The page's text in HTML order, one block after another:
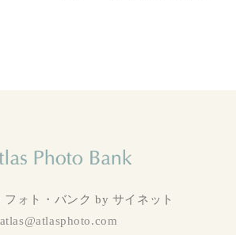
フォト・バンク by サイネット
atlas@atlasphoto.com